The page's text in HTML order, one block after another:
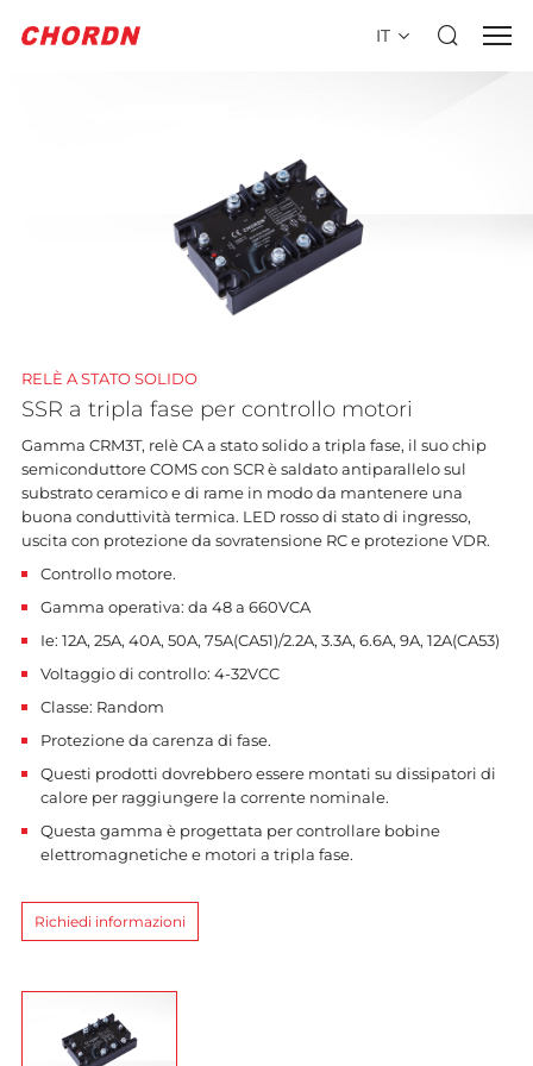
IT
RELÈ A STATO SOLIDO
SSR a tripla fase per controllo motori
Gamma CRM3T, relè CA a stato solido a tripla fase, il suo chip
semiconduttore COMS con SCR è saldato antiparallelo sul
substrato ceramico e di rame in modo da mantenere una
buona conduttività termica. LED rosso di stato di ingresso,
uscita con protezione da sovratensione RC e protezione VDR.
Controllo motore.
Gamma operativa: da 48 a 660VCA
Ie: 12A, 25A, 40A, 50A, 75A(CA51)/2.2A, 3.3A, 6.6A, 9A, 12A(CA53)
Voltaggio di controllo: 4-32VCC
Classe: Random
Protezione da carenza di fase.
Questi prodotti dovrebbero essere montati su dissipatori di
calore per raggiungere la corrente nominale.
Questa gamma è progettata per controllare bobine
elettromagnetiche e motori a tripla fase.
Richiedi informazioni